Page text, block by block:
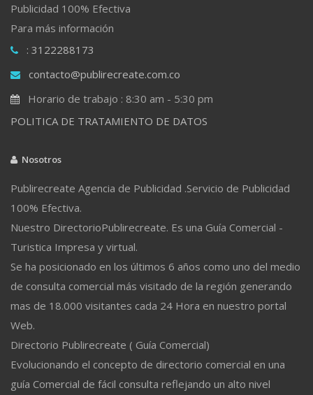
Publicidad 100% Efectiva
Para más información
: 3122288173
contacto@publirecreate.com.co
Horario de trabajo : 8:30 am - 5:30 pm
POLITICA DE TRATAMIENTO DE DATOS
Nosotros
Publirecreate Agencia de Publicidad .Servicio de Publicidad
100% Efectiva.
Nuestro DirectorioPublirecreate. Es una Guía Comercial -
Turistica Impresa y virtual.
Se ha posicionado en los últimos 6 años como uno del medio
de consulta comercial más visitado de la región generando
mas de 18.000 visitantes cada 24 Hora en nuestro portal
Web.
Directorio Publirecreate ( Guía Comercial)
Evolucionando el concepto de directorio comercial en una
guía Comercial de fácil consulta reflejando un alto nivel